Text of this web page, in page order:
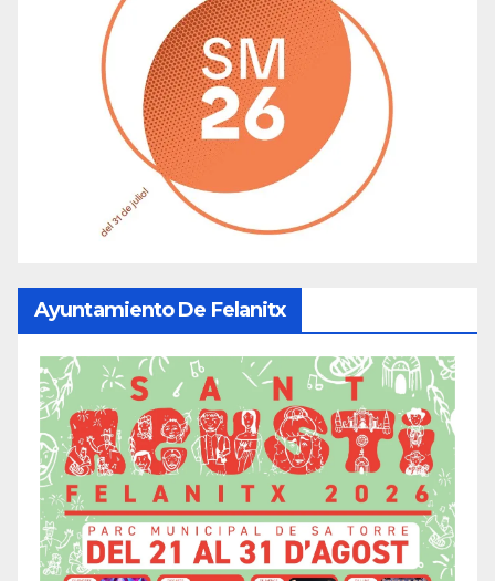
Ayuntamiento De Felanitx